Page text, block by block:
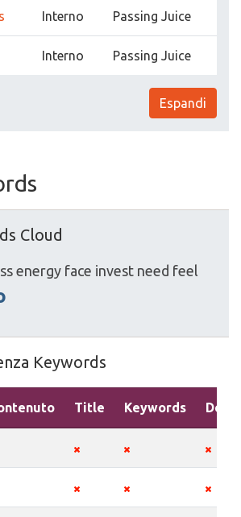
Interno Passing Juice
Interno Passing Juice
Espandi
Cloud
energy face invest need feel
Keywords
Title Keywords